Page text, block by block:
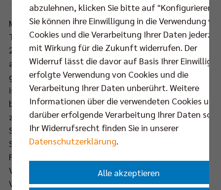
Malte Semisch wird am Donnerstagabend als
Torwart der Handball-Recken mit seinen stattlichen
2,08 Meter Körpergröße die Treffer seiner Gegner
aus Flensburg verhindern wollen, bei denen der
größte Spieler auch nur wenige Zentimeter kleiner
ist. Das Parkett ist also gewissermaßen schon
bespielt, wenn sich am 8. Okt in der Event-Arena
zwar die Sportart, aber nicht die Größenordnung der
Sportler ändert: Dann spielen mit dem SSC Palmberg
Schwerin und der Allianz MTV Stuttgart zwei
Frauen- und den Berlin Recycling Volleys und dem
VfB Friedrichshafen zwei Männerteams um den
Volleyball Supercup 2017. Und damit Sportler um
abzulehnen, klicken Sie bitte auf "Konfigurieren".
Sie können ihre Einwilligung in die Verwendung
Cookies und die Verarbeitung Ihrer Daten
mit Wirkung für die Zukunft widerrufen. Der
Widerruf lässt die davor auf Basis Ihrer
erfolgte Verwendung von Cookies und die
Verarbeitung Ihrer Daten unberührt. Weitere
Informationen über die verwendeten Cookies und
darüber erfolgende Verarbeitung Ihrer Daten
Ihr Widerrufsrecht finden Sie in unserer
Datenschutzerklärung.
Alle akzeptieren